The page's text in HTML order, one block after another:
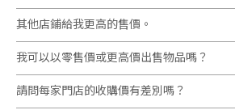
其他店鋪給我更高的售價。
我可以以零售價或更高價出售物品嗎？
請問每家門店的收購價有差別嗎？